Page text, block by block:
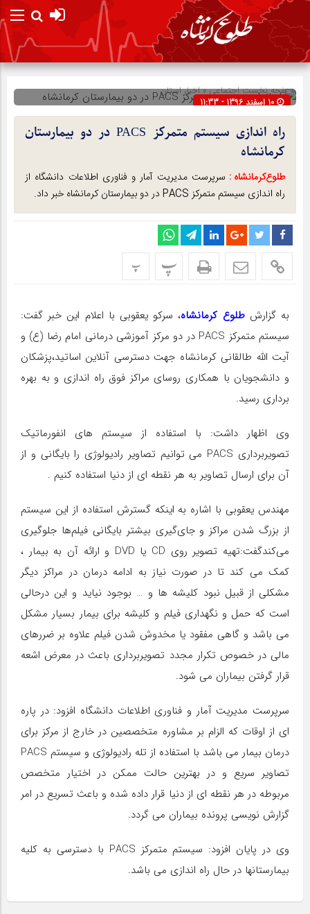
صفحه نخستاجتماعی»اخبار استان
10 اسفند 1396 - 11:33
شناسه : 5743
راه اندازی سیستم متمرکز PACS در دو بیمارستان
کرمانشاه
طلوع‌‌کرمانشاه : سرپرست مدیریت آمار و فناوری اطلاعات دانشگاه از
راه اندازی سیستم متمرکز PACS در دو بیمارستان کرمانشاه خبر داد.
پ پ
به گزارشطلوع کرمانشاه، سرکو یعقوبی با اعلام این خبر گفت:
سیستم متمرکز PACS در دو مرکز آموزشی درمانی امام رضا (ع) و
آیت الله طالقانی کرمانشاه جهت دسترسی آنلاین اساتید،پزشکان
و دانشجویان با همکاری روسای مراکز فوق راه اندازی و به بهره
برداری رسید.
وی اظهار داشت: با استفاده از سیستم های انفورماتیک
تصویربرداری PACS می توانیم تصاویر رادیولوژی را بایگانی و از
آن برای ارسال تصاویر به هر نقطه ای از دنیا استفاده کنیم .
مهندس یعقوبی با اشاره به اینکه گسترش استفاده از این سیستم
از بزرگ شدن مراکز و جای‌گیری بیشتر بایگانی فیلم‌ها جلوگیری
می‌کندگفت:تهیه تصویر روی CD یا DVD و ارائه آن به بیمار ،
کمک می کند تا در صورت نیاز به ادامه درمان در مراکز دیگر
مشکلی از قبیل نبود کلیشه ها و … بوجود نیاید و این درحالی
است که حمل و نگهداری فیلم و کلیشه برای بیمار بسیار مشکل
می باشد و گاهی مفقود یا مخدوش شدن فیلم علاوه بر ضررهای
مالی در خصوص تکرار مجدد تصویربرداری باعث در معرض اشعه
قرار گرفتن بیماران می شود.
سرپرست مدیریت آمار و فناوری اطلاعات دانشگاه افزود: در پاره
ای از اوقات که الزام بر مشاوره متخصصین در خارج از مرکز برای
درمان بیمار می باشد با استفاده از تله رادیولوژی و سیستم PACS
تصاویر سریع و در بهترین حالت ممکن در اختیار متخصص
مربوطه در هر نقطه ای از دنیا قرار داده شده و باعث تسریع در امر
گزارش نویسی پرونده بیماران می گردد.
وی در پایان افزود: سیستم متمرکز PACS با دسترسی به کلیه
بیمارستانها در حال راه اندازی می باشد.